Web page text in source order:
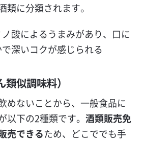
類に分類されます。
ノ酸によるうまみがあり、口に
深いコクが感じられる
似調味料）
めないことから、一般食品に
以下の2種類です。酒類販売免
売できるため、どこででも手